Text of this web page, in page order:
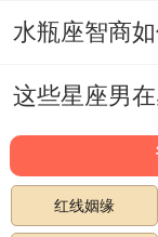
若本命盘中
再紫微斗数
命宫遇天机化
水瓶座智商
红线姻缘